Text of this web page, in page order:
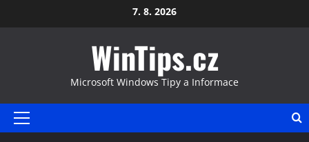
to
7. 8. 2026
WinTips.cz
Microsoft Windows Tipy a Informace
Primary